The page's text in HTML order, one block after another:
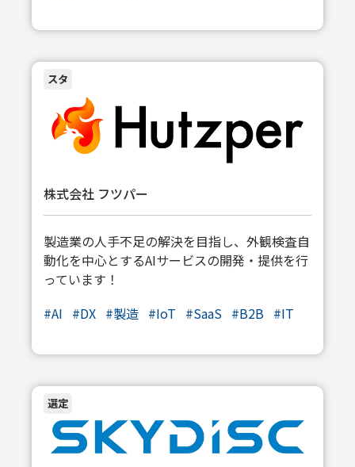
スタ
株式会社 フツパー
製造業の人手不足の解決を目指し、外観検査自
動化を中心とするAIサービスの開発・提供を行
っています！
#AI #DX #製造 #IoT #SaaS #B2B #IT
選定